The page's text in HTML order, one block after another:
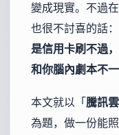
變成現實。不過
也很不討喜的話：
是信用卡刷不過
和你腦內劇本不
本文就以「騰訊
為題，做一份能